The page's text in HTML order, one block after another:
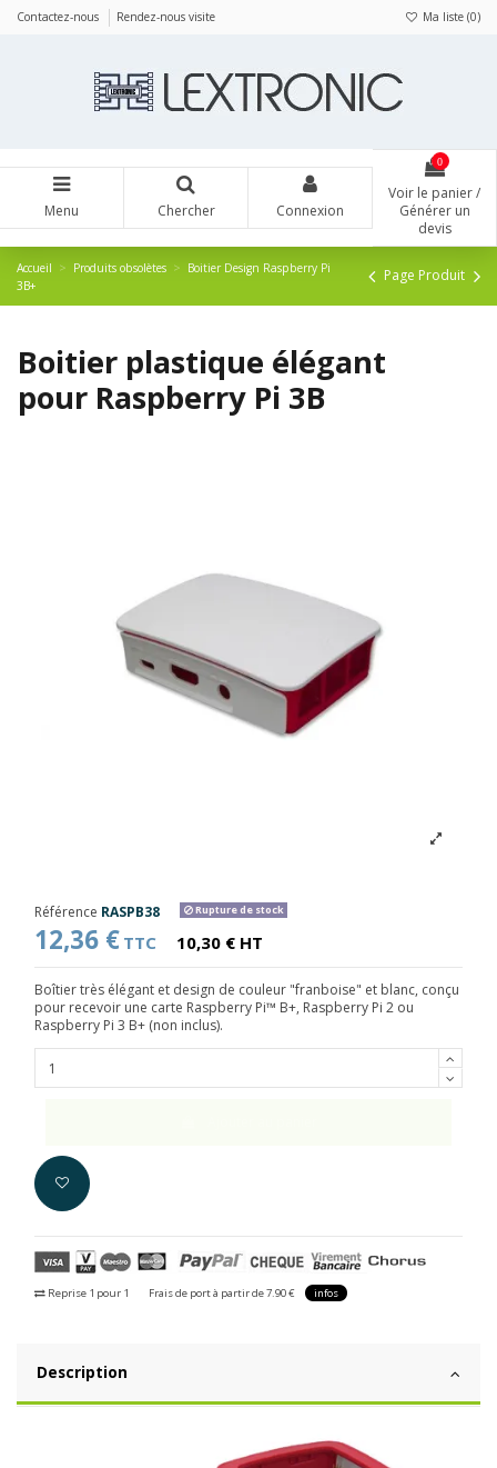
Contactez-nous Rendez-nous visite Ma liste (0)
Menu Chercher Connexion
0
Voir le panier /
Générer un
devis
Accueil Produits obsolètes
Boitier Design Raspberry Pi
3B+
Page Produit
Boitier plastique élégant
pour Raspberry Pi 3B
Référence RASPB38 Rupture de stock
12,36 € TTC 10,30 € HT
Boîtier très élégant et design de couleur "franboise" et blanc, conçu
pour recevoir une carte Raspberry Pi™ B+, Raspberry Pi 2 ou
Raspberry Pi 3 B+ (non inclus).
Reprise 1 pour 1 Frais de port à partir de 7.90 € infos
Description
Panneau de gestion des cookies